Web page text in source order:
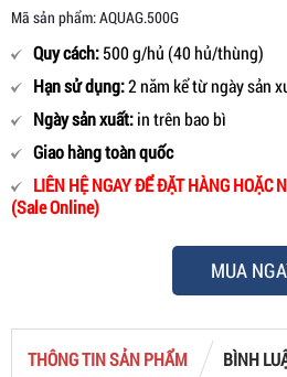
Mã sản phẩm: AQUAG.500G
Quy cách:500 g/hủ (40 hủ/thùng)
Hạn sử dụng:2 năm kể từ ngày sản
Ngày sản xuất:in trên bao bì
Giao hàng toàn quốc
LIÊN HỆ NGAY ĐỂ ĐẶT HÀNG
(Sale Online)
MUA
THÔNG TIN SẢN PHẨM BÌNH